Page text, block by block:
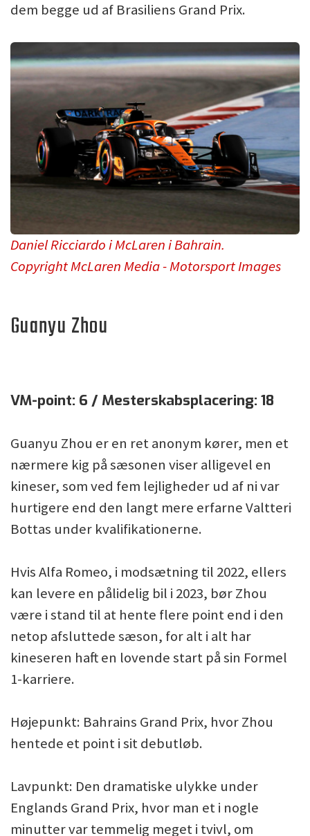
dem begge ud af Brasiliens Grand Prix.
Daniel Ricciardo i McLaren i Bahrain.
Copyright McLaren Media - Motorsport Images
Guanyu Zhou
VM-point: 6 / Mesterskabsplacering: 18
Guanyu Zhou er en ret anonym kører, men et
nærmere kig på sæsonen viser alligevel en
kineser, som ved fem lejligheder ud af ni var
hurtigere end den langt mere erfarne Valtteri
Bottas under kvalifikationerne.
Hvis Alfa Romeo, i modsætning til 2022, ellers
kan levere en pålidelig bil i 2023, bør Zhou
være i stand til at hente flere point end i den
netop afsluttede sæson, for alt i alt har
kineseren haft en lovende start på sin Formel
1-karriere.
Højepunkt: Bahrains Grand Prix, hvor Zhou
hentede et point i sit debutløb.
Lavpunkt: Den dramatiske ulykke under
Englands Grand Prix, hvor man et i nogle
minutter var temmelig meget i tvivl, om